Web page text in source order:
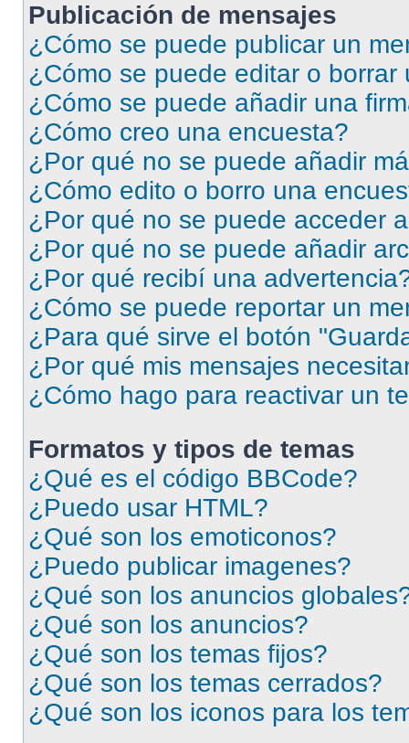
Publicación de mensajes
¿Cómo se puede publicar un
¿Cómo se puede editar o borrar
¿Cómo se puede añadir una
¿Cómo creo una encuesta?
¿Por qué no se puede añadir
¿Cómo edito o borro una
¿Por qué no se puede acceder
¿Por qué no se puede añadir
¿Por qué recibí una
¿Cómo se puede reportar un
¿Para qué sirve el botón
¿Por qué mis mensajes
¿Cómo hago para reactivar un
Formatos y tipos de temas
¿Qué es el código BBCode?
¿Puedo usar HTML?
¿Qué son los emoticonos?
¿Puedo publicar imagenes?
¿Qué son los anuncios
¿Qué son los anuncios?
¿Qué son los temas fijos?
¿Qué son los temas cerrados?
¿Qué son los iconos para los